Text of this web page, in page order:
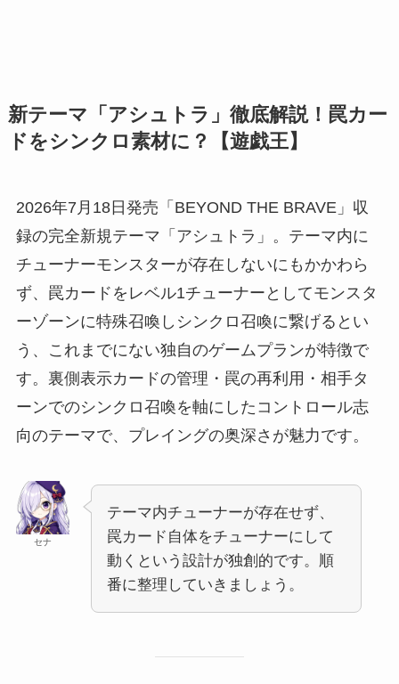
新テーマ「アシュトラ」徹底解説！罠カー
ドをシンクロ素材に？【遊戯王】
2026年7月18日発売「BEYOND THE BRAVE」収
録の完全新規テーマ「アシュトラ」。テーマ内に
チューナーモンスターが存在しないにもかかわら
ず、罠カードをレベル1チューナーとしてモンスタ
ーゾーンに特殊召喚しシンクロ召喚に繋げるとい
う、これまでにない独自のゲームプランが特徴で
す。裏側表示カードの管理・罠の再利用・相手タ
ーンでのシンクロ召喚を軸にしたコントロール志
向のテーマで、プレイングの奥深さが魅力です。
セナ
テーマ内チューナーが存在せず、
罠カード自体をチューナーにして
動くという設計が独創的です。順
番に整理していきましょう。